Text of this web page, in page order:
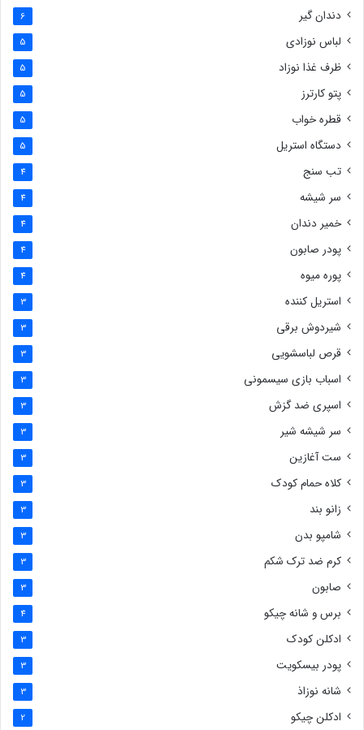
دندان گیر 6
لباس نوزادی 5
ظرف غذا نوزاد 5
پتو کارترز 5
قطره خواب 5
دستگاه استریل 5
تب سنج 4
سر شیشه 4
خمیر دندان 4
پودر صابون 4
پوره میوه 4
استریل کننده 3
شیردوش برقی 3
قرص لباسشویی 3
اسباب بازی سیسمونی 3
اسپری ضد گزش 3
سر شیشه شیر 3
ست آغازین 3
کلاه حمام کودک 3
زانو بند 3
شامپو بدن 3
کرم ضد ترک شکم 3
صابون 3
برس و شانه چیکو 4
ادکلن کودک 3
پودر بیسکویت 3
شانه نوزاذ 3
ادکلن چیکو 2